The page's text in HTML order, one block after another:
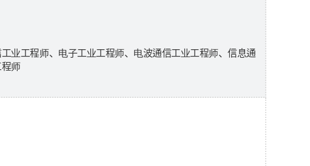
业工程师、电子工业工程师、电波通信工业工程师、信息通
师